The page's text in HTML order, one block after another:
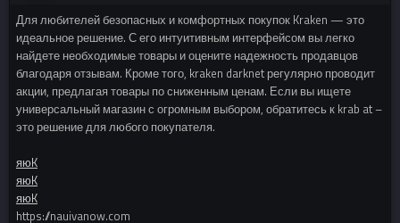
Для любителей безопасных и комфортных покупок Kraken — это
идеальное решение. С его интуитивным интерфейсом вы легко
найдете необходимые товары и оцените надежность продавцов
благодаря отзывам. Кроме того, kraken darknet регулярно проводит
акции, предлагая товары по сниженным ценам. Если вы ищете
универсальный магазин с огромным выбором, обратитесь к krab at –
это решение для любого покупателя.
яюK
яюK
яюK
https://nauivanow.com